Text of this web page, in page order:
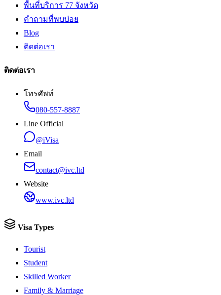
พื้นที่บริการ 77 จังหวัด
คำถามที่พบบ่อย
Blog
ติดต่อเรา
ติดต่อเรา
โทรศัพท์
080-557-8887
Line Official
@iVisa
Email
contact@ivc.ltd
Website
www.ivc.ltd
Visa Types
Tourist
Student
Skilled Worker
Family & Marriage